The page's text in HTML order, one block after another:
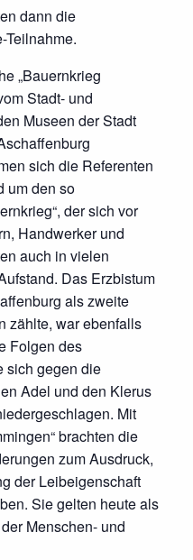
dann die
Teilnahme.
„Bauernkrieg
Stadt- und
Museen der Stadt
sich die Referenten
um den so
der sich vor
Handwerker und
auch in vielen
Das Erzbistum
als zweite
zählte, war ebenfalls
Folgen des
sich gegen die
Adel und den Klerus
Mit
brachten die
zum Ausdruck,
der Leibeigenschaft
Sie gelten heute als
Menschen- und